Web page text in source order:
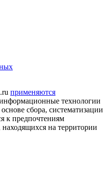
применяются
технологии
сбора, систематизации
к предпочтениям
находящихся на территории